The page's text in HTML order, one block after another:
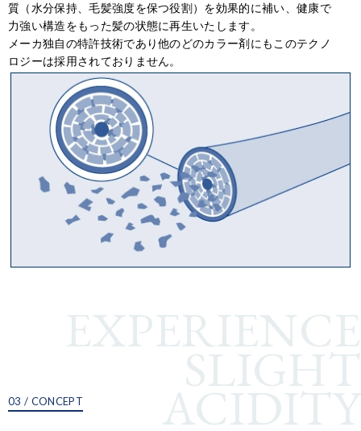
質（水分保持、毛髪強度を保つ役割）を効果的に補い、健康で
力強い構造をもった髪の状態に再生いたします。
メーカ独自の特許技術であり他のどのカラー剤にもこのテクノ
ロジーは採用されておりません。
03 / CONCEPT